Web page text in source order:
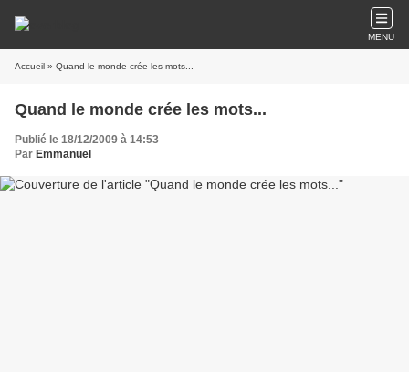
MENU
Accueil » Quand le monde crée les mots...
Quand le monde crée les mots...
Publié le 18/12/2009 à 14:53
Par Emmanuel